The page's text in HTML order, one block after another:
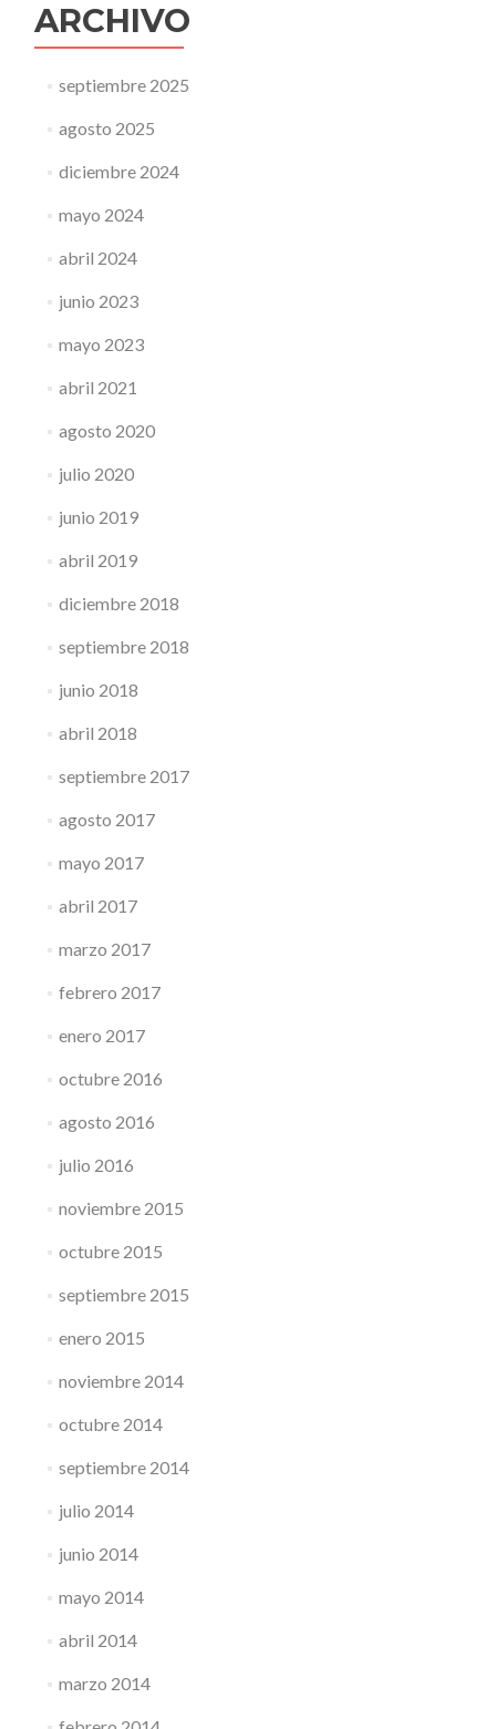
ARCHIVO
septiembre 2025
agosto 2025
diciembre 2024
mayo 2024
abril 2024
junio 2023
mayo 2023
abril 2021
agosto 2020
julio 2020
junio 2019
abril 2019
diciembre 2018
septiembre 2018
junio 2018
abril 2018
septiembre 2017
agosto 2017
mayo 2017
abril 2017
marzo 2017
febrero 2017
enero 2017
octubre 2016
agosto 2016
julio 2016
noviembre 2015
octubre 2015
septiembre 2015
enero 2015
noviembre 2014
octubre 2014
septiembre 2014
julio 2014
junio 2014
mayo 2014
abril 2014
marzo 2014